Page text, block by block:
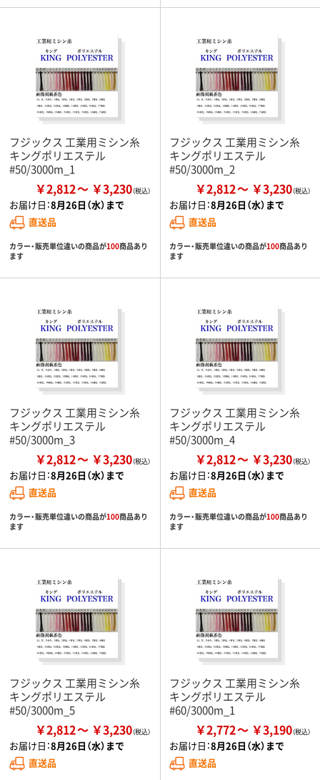
フジックス 工業用ミシン糸
キングポリエステル
#50/3000m_1
￥2,812 ￥3,230
お届け日：8月26日（水）まで
直送品
カラー・販売単位違いの商品が100商品あり
ます
フジックス 工業用ミシン糸
キングポリエステル
#50/3000m_2
￥2,812 ￥3,230
お届け日：8月26日（水）まで
直送品
カラー・販売単位違いの商品が100商品あり
ます
フジックス 工業用ミシン糸
キングポリエステル
#50/3000m_3
￥2,812 ￥3,230
お届け日：8月26日（水）まで
直送品
カラー・販売単位違いの商品が100商品あり
ます
フジックス 工業用ミシン糸
キングポリエステル
#50/3000m_4
￥2,812 ￥3,230
お届け日：8月26日（水）まで
直送品
カラー・販売単位違いの商品が100商品あり
ます
フジックス 工業用ミシン糸
キングポリエステル
#50/3000m_5
￥2,812 ￥3,230
お届け日：8月26日（水）まで
直送品
フジックス 工業用ミシン糸
キングポリエステル
#60/3000m_1
￥2,772 ￥3,190
お届け日：8月26日（水）まで
直送品